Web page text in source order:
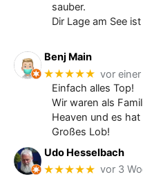
sauber.
Dir Lage am See
Benj Main
★★★★★ vor
Einfach alles Top!
Wir waren als
Heaven und es
Großes Lob!
Udo Hesselbach
★★★★★ vor 3